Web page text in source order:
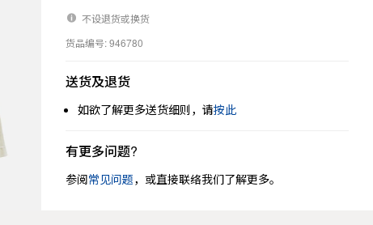
不设退货或换货
货品编号: 946780
送货及退货
如欲了解更多送货细则，请按此
有更多问题?
参阅常见问题，或直接联络我们了解更多。